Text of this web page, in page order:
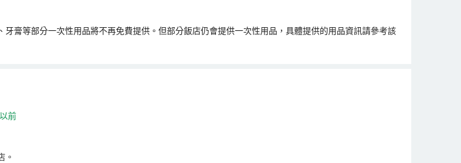
膏等部分一次性用品將不再免費提供。但部分飯店仍會提供一次性用品，具體提供的用品資訊請參考該
前
。